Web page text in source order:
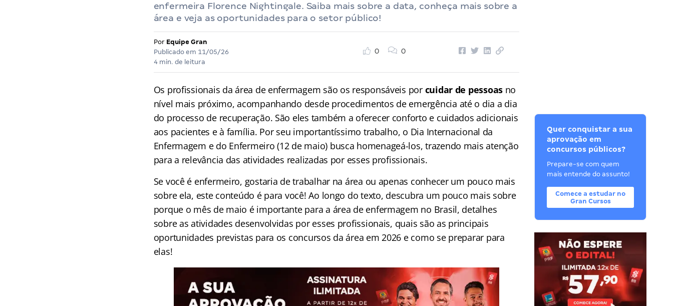
enfermeira Florence Nightingale. Saiba mais sobre a data, conheça mais sobre a
área e veja as oportunidades para o setor público!
Por Equipe Gran
Publicado em 11/05/26
4 min. de leitura
0 0
Os profissionais da área de enfermagem são os responsáveis por cuidar de pessoas no
nível mais próximo, acompanhando desde procedimentos de emergência até o dia a dia
do processo de recuperação. São eles também a oferecer conforto e cuidados adicionais
aos pacientes e à família. Por seu importantíssimo trabalho, o Dia Internacional da
Enfermagem e do Enfermeiro (12 de maio) busca homenageá-los, trazendo mais atenção
para a relevância das atividades realizadas por esses profissionais.
Se você é enfermeiro, gostaria de trabalhar na área ou apenas conhecer um pouco mais
sobre ela, este conteúdo é para você! Ao longo do texto, descubra um pouco mais sobre
porque o mês de maio é importante para a área de enfermagem no Brasil, detalhes
sobre as atividades desenvolvidas por esses profissionais, quais são as principais
oportunidades previstas para os concursos da área em 2026 e como se preparar para
elas!
Quer conquistar a sua
aprovação em
concursos públicos?
Prepare-se com quem
mais entende do assunto!
Comece a estudar no
Gran Cursos